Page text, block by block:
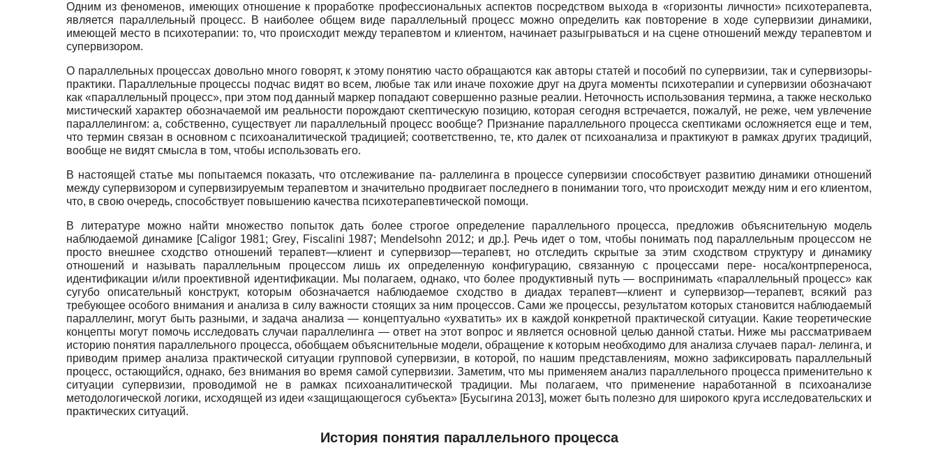
Одним из феноменов, имеющих отношение к проработке профессиональных аспектов посредством выхода в «горизонты личности» психотерапевта,
является параллельный процесс. В наиболее общем виде параллельный процесс можно определить как повторение в ходе супервизии динамики,
имеющей место в психотерапии: то, что происходит между терапевтом и клиентом, начинает разыгрываться и на сцене отношений между терапевтом и
супервизором.
О параллельных процессах довольно много говорят, к этому понятию часто обращаются как авторы статей и пособий по супервизии, так и супервизоры-
практики. Параллельные процессы подчас видят во всем, любые так или иначе похожие друг на друга моменты психотерапии и супервизии обозначают
как «параллельный процесс», при этом под данный маркер попадают совершенно разные реалии. Неточность использования термина, а также несколько
мистический характер обозначаемой им реальности порождают скептическую позицию, которая сегодня встречается, пожалуй, не реже, чем увлечение
параллелингом: а, собственно, существует ли параллельный процесс вообще? Признание параллельного процесса скептиками осложняется еще и тем,
что термин связан в основном с психоаналитической традицией; соответственно, те, кто далек от психоанализа и практикуют в рамках других традиций,
вообще не видят смысла в том, чтобы использовать его.
В настоящей статье мы попытаемся показать, что отслеживание па- раллелинга в процессе супервизии способствует развитию динамики отношений
между супервизором и супервизируемым терапевтом и значительно продвигает последнего в понимании того, что происходит между ним и его клиентом,
что, в свою очередь, способствует повышению качества психотерапевтической помощи.
В литературе можно найти множество попыток дать более строгое определение параллельного процесса, предложив объяснительную модель
наблюдаемой динамике [Caligor1981; Grey, Fiscalini 1987; Mendelsohn 2012; и др.]. Речь идет о том, чтобы понимать под параллельным процессом не
просто внешнее сходство отношений терапевт—клиент и супервизор—терапевт, но отследить скрытые за этим сходством структуру и динамику
отношений и называть параллельным процессом лишь их определенную конфигурацию, связанную с процессами пере- носа/контрпереноса,
идентификации и/или проективной идентификации. Мы полагаем, однако, что более продуктивный путь — воспринимать «параллельный процесс» как
сугубо описательный конструкт, которым обозначается наблюдаемое сходство в диадах терапевт—клиент и супервизор—терапевт, всякий раз
требующее особого внимания и анализа в силу важности стоящих за ним процессов. Сами же процессы, результатом которых становится наблюдаемый
параллелинг, могут быть разными, и задача анализа — концептуально «ухватить» их в каждой конкретной практической ситуации. Какие теоретические
концепты могут помочь исследовать случаи параллелинга — ответ на этот вопрос и является основной целью данной статьи. Ниже мы рассматриваем
историю понятия параллельного процесса, обобщаем объяснительные модели, обращение к которым необходимо для анализа случаев парал- лелинга, и
приводим пример анализа практической ситуации групповой супервизии, в которой, по нашим представлениям, можно зафиксировать параллельный
процесс, остающийся, однако, без внимания во время самой супервизии. Заметим, что мы применяем анализ параллельного процесса применительно к
ситуации супервизии, проводимой не в рамках психоаналитической традиции. Мы полагаем, что применение наработанной в психоанализе
методологической логики, исходящей из идеи «защищающегося субъекта» [Бусыгина 2013], может быть полезно для широкого круга исследовательских и
практических ситуаций.
История понятия параллельного процесса